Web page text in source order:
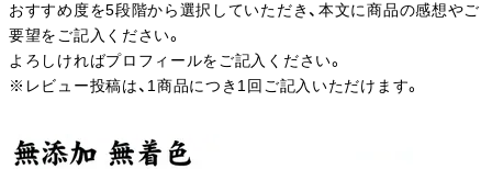
おすすめ度を5段階から選択していただき、本文に商品の感想やご
要望をご記入ください。
よろしければプロフィールをご記入ください。
※レビュー投稿は、1商品につき1回ご記入いただけます。